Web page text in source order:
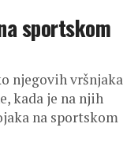
sportskom
njegovih vršnjaka
kada je na njih
na sportskom